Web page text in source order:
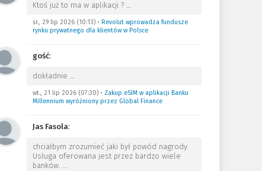
Ktoś już to ma w aplikacji ? …
śr., 29 lip 2026 (10:13)• Revolut wprowadza fundusze
rynku prywatnego dla klientów w Polsce
gość:
dokładnie …
wt., 21 lip 2026 (07:30)• Zakup eSIM w aplikacji Banku
Millennium wyróżniony przez Global Finance
Jas Fasola:
chciałbym zrozumieć jaki był powód nagrody.
Usługa oferowana jest przez bardzo wiele
banków. …